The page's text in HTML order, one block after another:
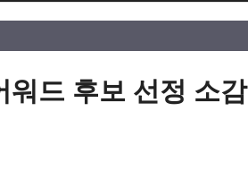
워드 후보 선정 소감